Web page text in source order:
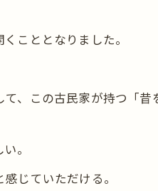
こととなりました。
、この古民家が持つ「昔
。
じていただける。